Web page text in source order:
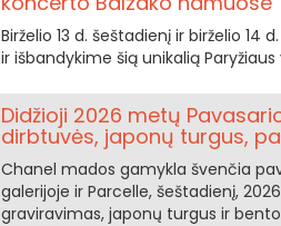
Birželio 13 d. šeštadienį ir birželio
ir išbandykime šią unikalią
Didžioji 2026 metų
dirbtuvės, japonų turgus,
Chanel mados gamykla švenčia
galerijoje ir Parcelle, šeštadienį,
graviravimas, japonų turgus ir